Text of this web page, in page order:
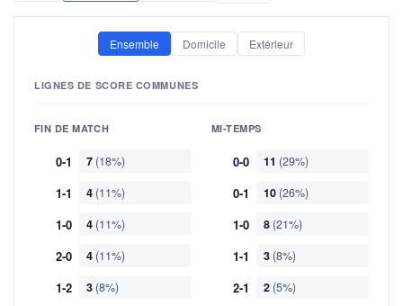
Ensemble Domicile Extérieur
LIGNES DE SCORE COMMUNES
FIN DE MATCH
0-1 7 (18%)
1-1 4 (11%)
1-0 4 (11%)
2-0 4 (11%)
1-2 3 (8%)
MI-TEMPS
0-0 11 (29%)
0-1 10 (26%)
1-0 8 (21%)
1-1 3 (8%)
2-1 2 (5%)